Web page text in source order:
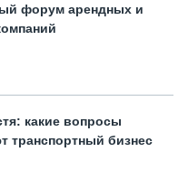
форум арендных и
какие вопросы
транспортный бизнес